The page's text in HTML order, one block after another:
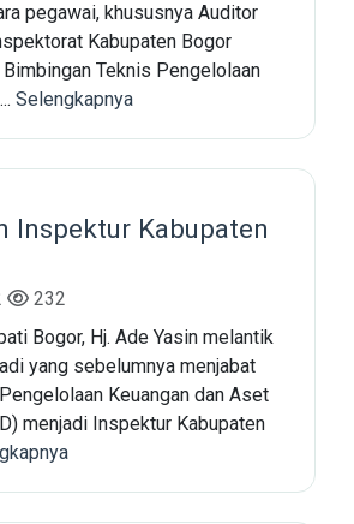
pegawai, khususnya Auditor
Kabupaten Bogor
Teknis Pengelolaan
Selengkapnya
Inspektur Kabupaten
232
Bogor, Hj. Ade Yasin melantik
yang sebelumnya menjabat
Keuangan dan Aset
menjadi Inspektur Kabupaten